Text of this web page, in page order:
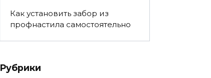
Как установить забор из
профнастила самостоятельно
Рубрики